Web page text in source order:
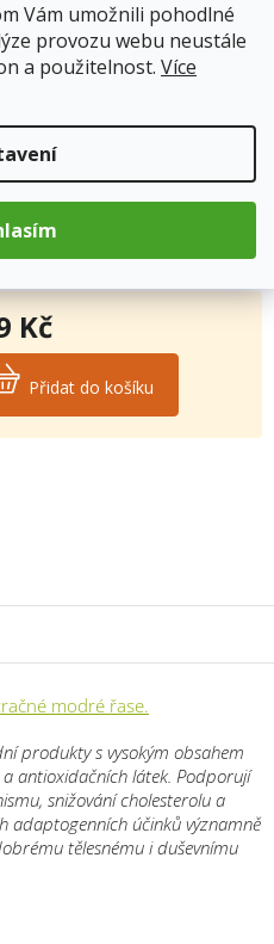
Vám umožnili pohodlné
provozu webu neustále
a použitelnost. Více
metabolismu
systému
před oxidativním stresem
Kč
Přidat do košíku
modré řase.
produkty s vysokým obsahem
antioxidačních látek. Podporují
snižování cholesterolu a
adaptogenních účinků významně
tělesnému i duševnímu